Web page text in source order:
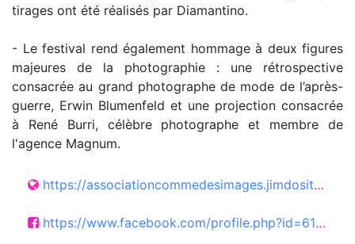
tirages ont été réalisés par Diamantino.
- Le festival rend également hommage à deux figures
majeures de la photographie : une rétrospective
consacrée au grand photographe de mode de l’après-
guerre, Erwin Blumenfeld et une projection consacrée
à René Burri, célèbre photographe et membre de
l'agence Magnum.
https://associationcommedesimages.jimdosite.com
https://www.facebook.com/profile.php?id=61589255175271&sk=about